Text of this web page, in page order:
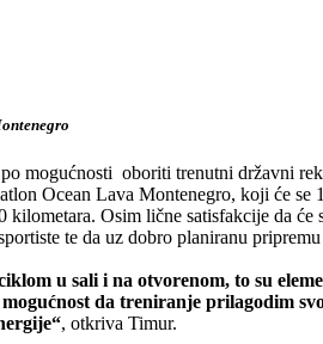
mogućnosti oboriti trenutni državni
Ocean Lava Montenegro, koji će
Osim lične satisfakcije da
te da uz dobro planiranu
u sali i na otvorenom, to su
da treniranje prilagodim
, otkriva Timur.